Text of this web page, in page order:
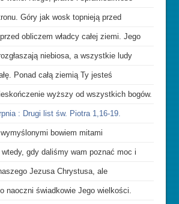
Góry jak wosk topnieją przed
obliczem władcy całej ziemi. Jego
niebiosa, a wszystkie ludy
Ponad całą ziemią Ty jesteś
wyższy od wszystkich bogów.
: Drugi list św. Piotra 1,16-19.
bowiem mitami
gdy daliśmy wam poznać moc i
Jezusa Chrystusa, ale
naoczni świadkowie Jego wielkości.